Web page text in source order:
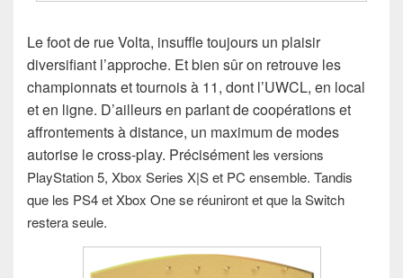
Le foot de rue Volta, insuffle toujours un plaisir
diversifiant l’approche. Et bien sûr on retrouve les
championnats et tournois à 11, dont l’UWCL, en local
et en ligne. D’ailleurs en parlant de coopérations et
affrontements à distance, un maximum de modes
autorise le cross-play. Précisément les versions
PlayStation 5, Xbox Series X|S et PC ensemble. Tandis
que les PS4 et Xbox One se réuniront et que la Switch
restera seule.